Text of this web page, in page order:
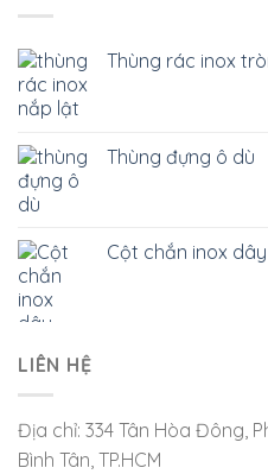
Thùng rác inox
Thùng đựng ô dù
Cột chắn inox
LIÊN HỆ
Địa chỉ: 334 Tân Hòa Đông,
Bình Tân, TP.HCM